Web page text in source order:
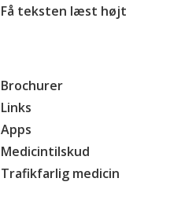
Få teksten læst højt
Brochurer
Links
Apps
Medicintilskud
Trafikfarlig medicin